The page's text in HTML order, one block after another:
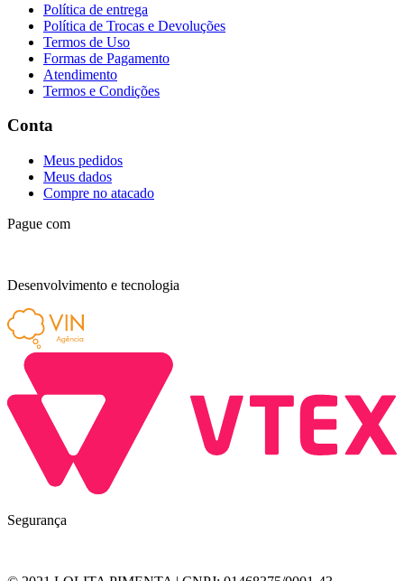
Política de entrega
Política de Trocas e Devoluções
Termos de Uso
Formas de Pagamento
Atendimento
Termos e Condições
Conta
Meus pedidos
Meus dados
Compre no atacado
Pague com
Desenvolvimento e tecnologia
Segurança